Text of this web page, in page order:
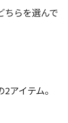
ちらを選んで
アイテム。